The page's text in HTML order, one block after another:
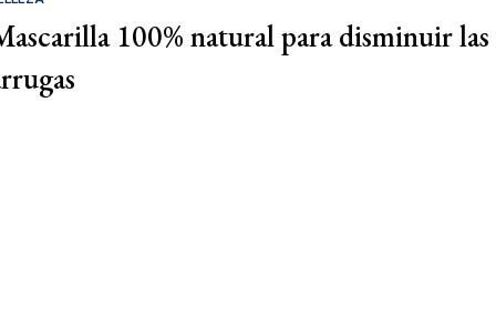
100% natural para disminuir las